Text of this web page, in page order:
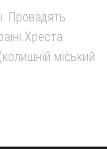
Провадять
Хреста
міський